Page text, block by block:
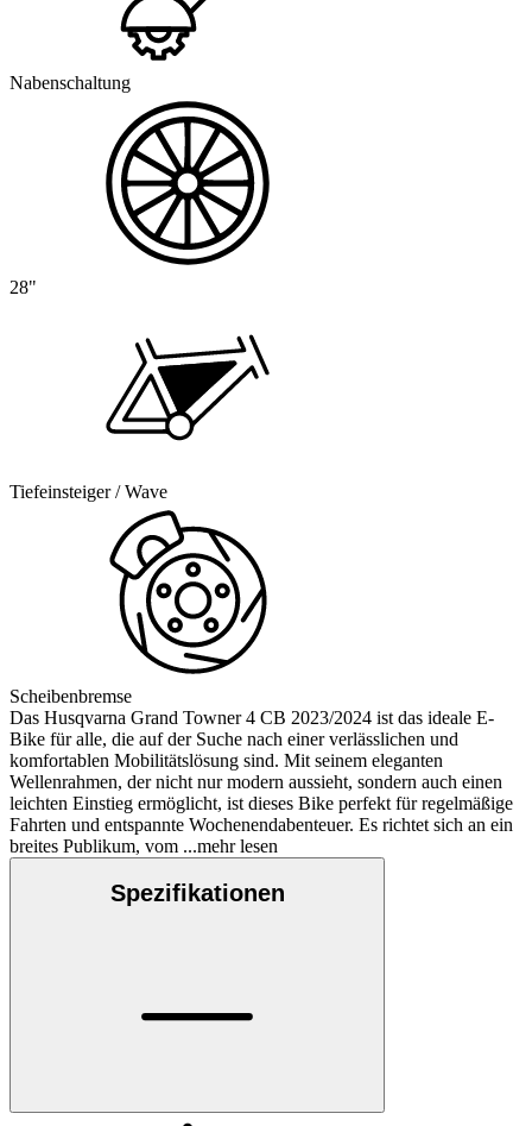
Nabenschaltung
28"
Tiefeinsteiger / Wave
Scheibenbremse
Das Husqvarna Grand Towner 4 CB 2023/2024 ist das ideale E-
Bike für alle, die auf der Suche nach einer verlässlichen und
komfortablen Mobilitätslösung sind. Mit seinem eleganten
Wellenrahmen, der nicht nur modern aussieht, sondern auch einen
leichten Einstieg ermöglicht, ist dieses Bike perfekt für regelmäßige
Fahrten und entspannte Wochenendabenteuer. Es richtet sich an ein
breites Publikum, vom ...mehr lesen
Spezifikationen